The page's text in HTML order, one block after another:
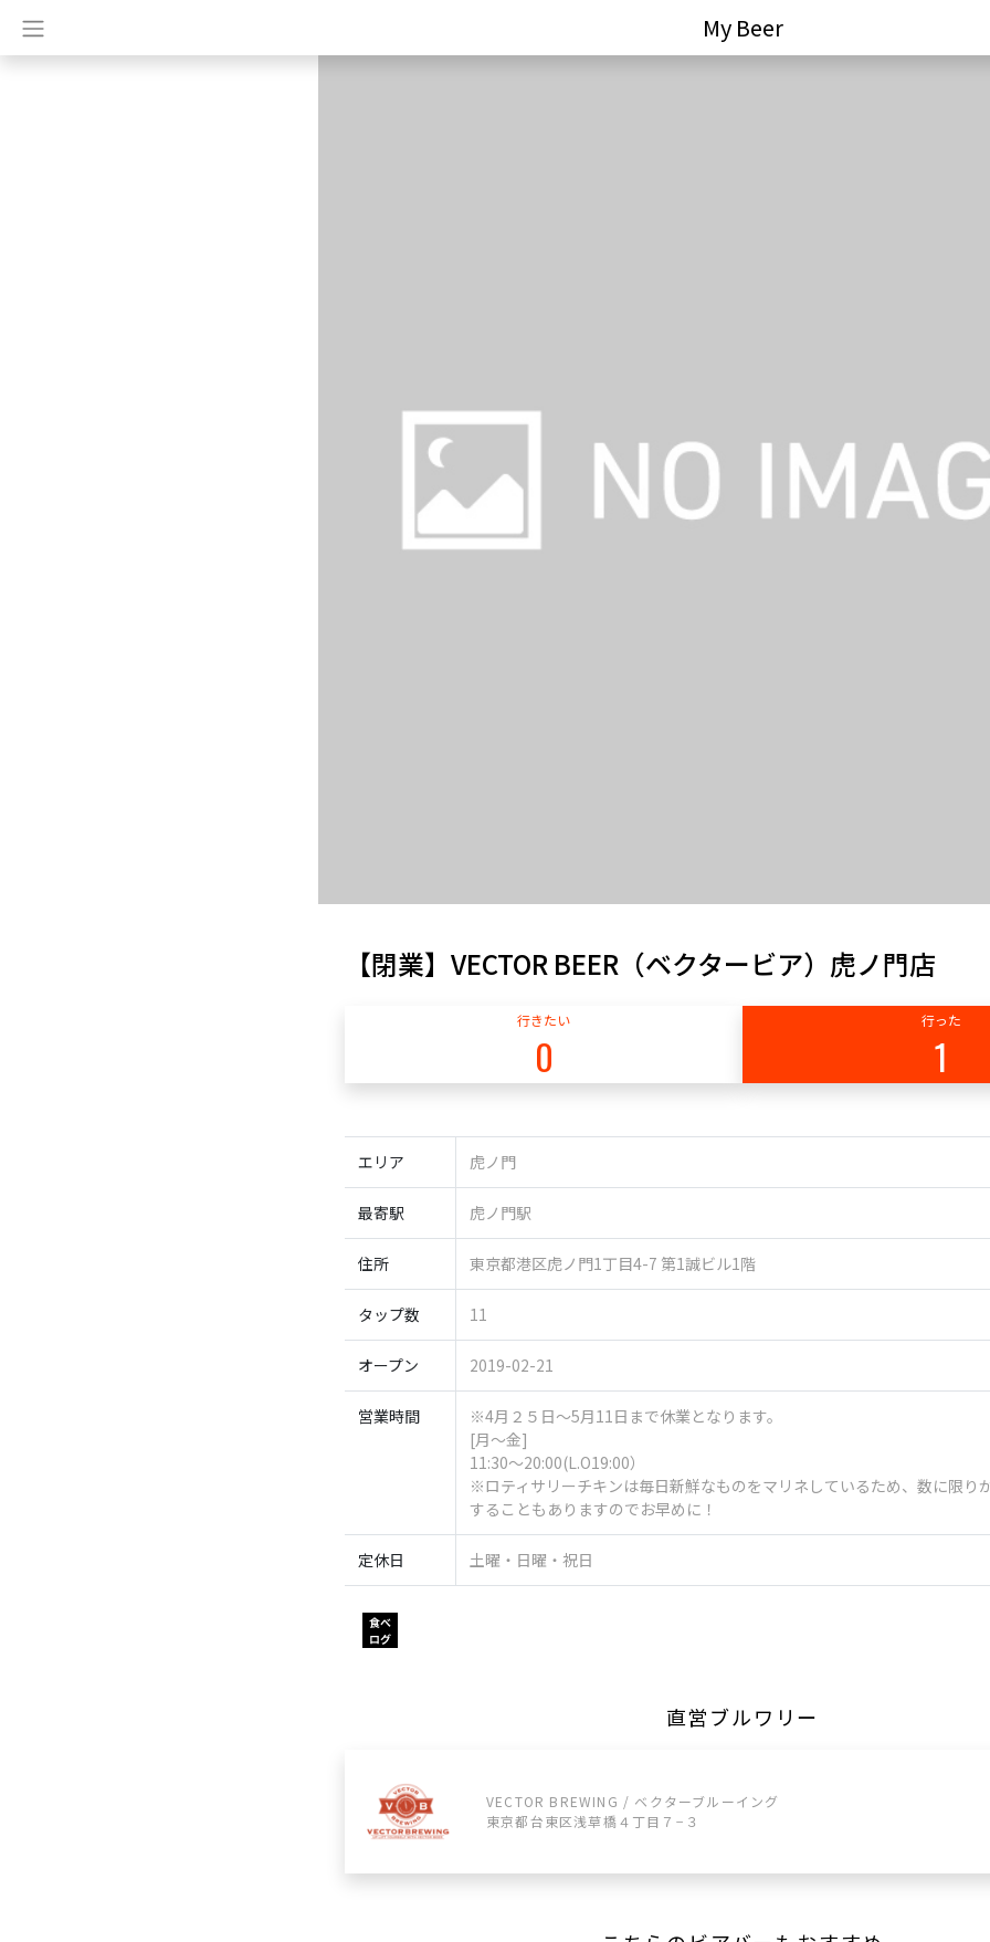
My Beer
【閉業】VECTOR BEER（ベクタービア）虎ノ門店
行きたい
0
行った
1
エリア 虎ノ門
最寄駅 虎ノ門駅
住所 東京都港区虎ノ門1丁目4-7 第1誠ビル1階
タップ数 11
オープン 2019-02-21
営業時間
※4月２５日～5月11日まで休業となります。
[月～金]
11:30～20:00(L.O19:00）
※ロティサリーチキンは毎日新鮮なものをマリネしているため、数に限り
することもありますのでお早めに！
定休日 土曜・日曜・祝日
直営ブルワリー
VECTOR BREWING / ベクターブルーイング
東京都台東区浅草橋４丁目７−３